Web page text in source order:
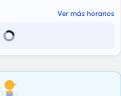
Ver más horarios